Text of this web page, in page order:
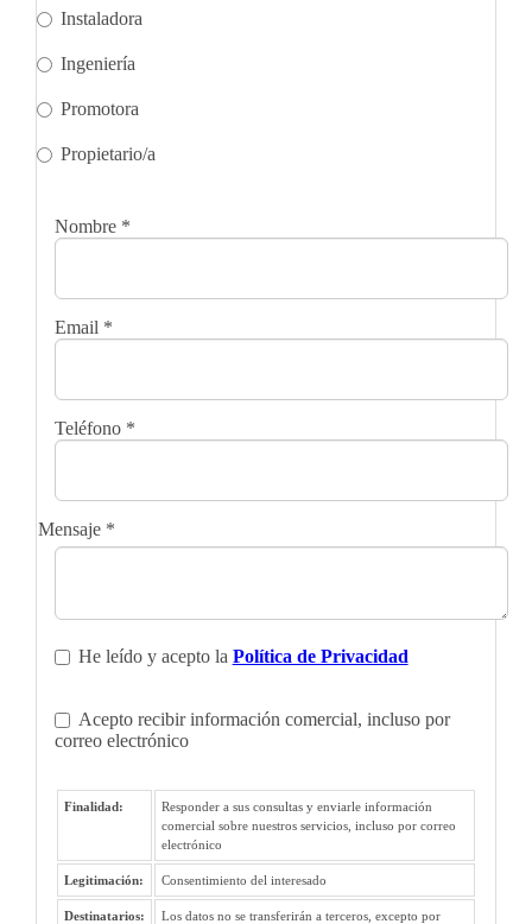
Instaladora
Ingeniería
Promotora
Propietario/a
Nombre *
Email *
Teléfono *
Mensaje *
He leído y acepto la Política de Privacidad
Acepto recibir información comercial, incluso por
correo electrónico
Finalidad:
Responder a sus consultas y enviarle información
comercial sobre nuestros servicios, incluso por correo
electrónico
Legitimación: Consentimiento del interesado
Destinatarios:
Los datos no se transferirán a terceros, excepto por